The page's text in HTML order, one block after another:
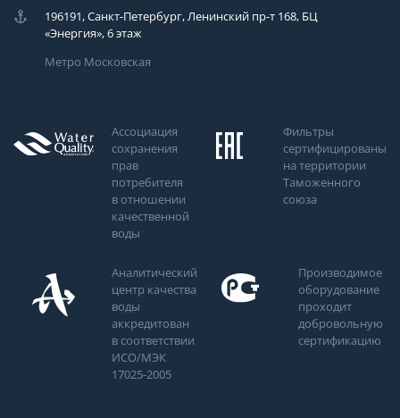
196191, Санкт-Петербург, Ленинский пр-т 168, БЦ
«Энергия», 6 этаж
Метро Московская
Ассоциация
сохранения
прав
потребителя
в отношении
качественной
воды
Фильтры
сертифицированы
на территории
Таможенного
союза
Аналитический
центр качества
воды
аккредитован
в соответствии
ИСО/МЭК
17025-2005
Производимое
оборудование
проходит
добровольную
сертификацию